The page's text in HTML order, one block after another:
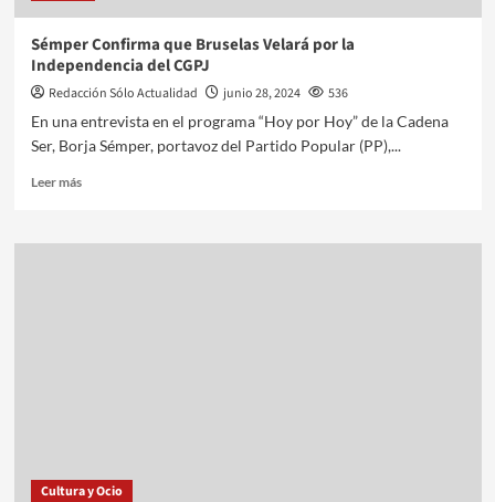
Sémper Confirma que Bruselas Velará por la
Independencia del CGPJ
Redacción Sólo Actualidad junio 28, 2024
536
En una entrevista en el programa “Hoy por Hoy” de la Cadena
Ser, Borja Sémper, portavoz del Partido Popular (PP),...
Leer más
Cultura y Ocio